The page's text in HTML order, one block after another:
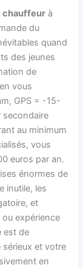
chauffeur à
du
quand
des jeunes
de
vous
GPS = -15-
secondaire
au minimum
vous
euros par an.
énormes de
inutile, les
et
expérience
est de
et votre
en